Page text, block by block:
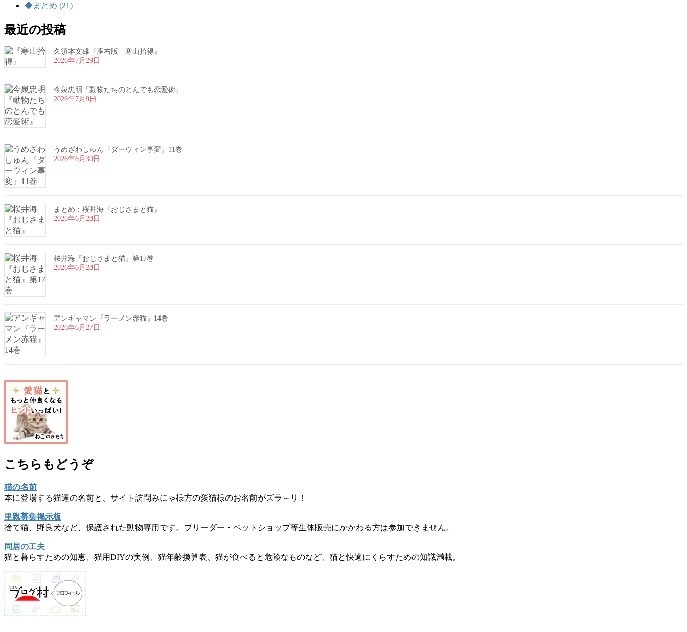
◆まとめ (21)
最近の投稿
久須本文雄『座右版 寒山拾得』
2026年7月29日
今泉忠明『動物たちのとんでも恋愛術』
2026年7月9日
うめざわしゅん『ダーウィン事変』11巻
2026年6月30日
まとめ：桜井海『おじさまと猫』
2026年6月28日
桜井海『おじさまと猫』第17巻
2026年6月28日
アンギャマン『ラーメン赤猫』14巻
2026年6月27日
こちらもどうぞ
猫の名前
本に登場する猫達の名前と、サイト訪問みにゃ様方の愛猫様のお名前がズラ～リ！
里親募集掲示板
捨て猫、野良犬など、保護された動物専用です。ブリーダー・ペットショップ等生体販売にかかわる方は参加できません。
同居の工夫
猫と暮らすための知恵、猫用DIYの実例、猫年齢換算表、猫が食べると危険なものなど、猫と快適にくらすための知識満載。